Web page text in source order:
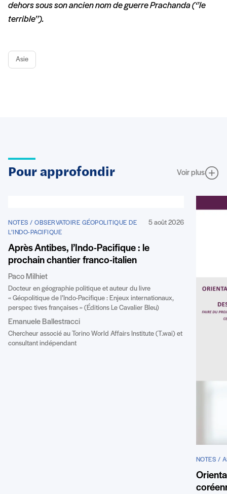
dehors sous son ancien nom de guerre Prachanda (‘’le
terrible’’).
Asie
Pour approfondir Voir plus
NOTES / OBSERVATOIRE GÉOPOLITIQUE DE
L’INDO-PACIFIQUE
5 août 2026
Après Antibes, l’Indo-Pacifique : le
prochain chantier franco-italien
Paco Milhiet
Docteur en géographie politique et auteur du livre
« Géopolitique de l’Indo-Pacifique : Enjeux internationaux,
perspec tives françaises » (Éditions Le Cavalier Bleu)
Emanuele Ballestracci
Chercheur associé au Torino World Affairs Institute (T.wai) et
consultant indépendant
NOTES /